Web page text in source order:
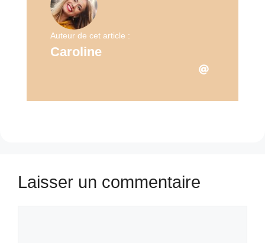
Auteur de cet article :
Caroline
Laisser un commentaire